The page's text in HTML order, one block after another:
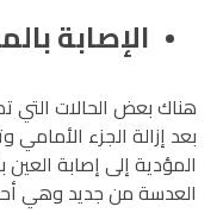
الإصابة
هناك بعض الحالات التي
بعد إزالة الجزء
المؤدية إلى إصابة العين
العدسة من جديد وهي